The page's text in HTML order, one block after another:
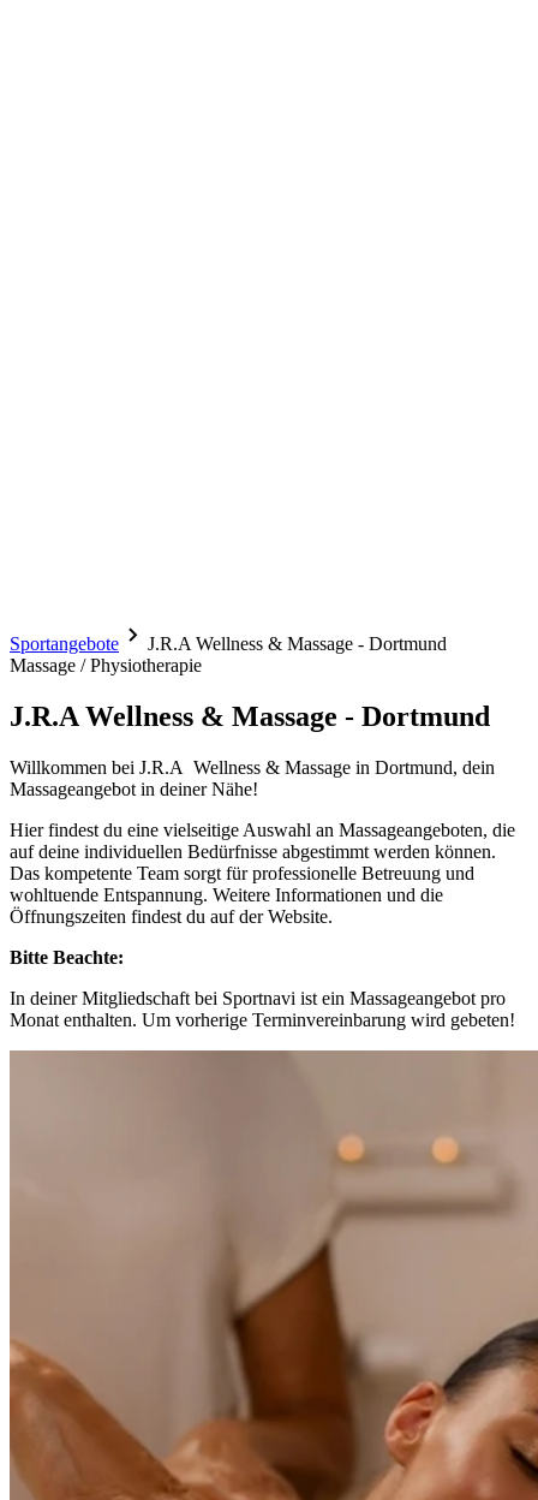
Sportangebote
J.R.A Wellness & Massage - Dortmund
Massage / Physiotherapie
J.R.A Wellness & Massage - Dortmund
Willkommen bei J.R.A Wellness & Massage in Dortmund, dein
Massageangebot in deiner Nähe!
Hier findest du eine vielseitige Auswahl an Massageangeboten, die
auf deine individuellen Bedürfnisse abgestimmt werden können.
Das kompetente Team sorgt für professionelle Betreuung und
wohltuende Entspannung. Weitere Informationen und die
Öffnungszeiten findest du auf der Website.
Bitte Beachte:
In deiner Mitgliedschaft bei Sportnavi ist ein Massageangebot pro
Monat enthalten. Um vorherige Terminvereinbarung wird gebeten!